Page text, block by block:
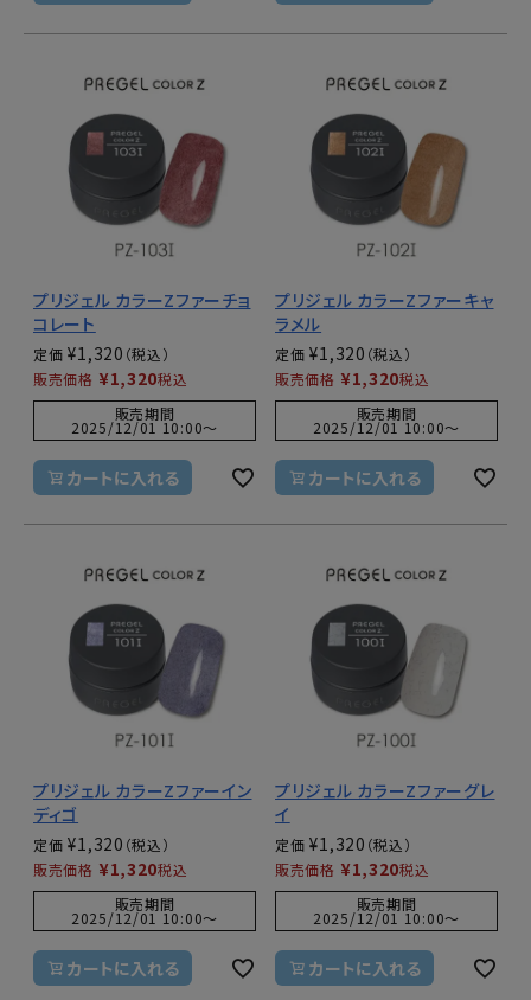
プリジェル カラーZファーチョ
コレート
定価 ¥1,320
販売価格 ¥1,320税込
販売期間
2025/12/01 10:00〜
カートに入れる
プリジェル カラーZファーキャ
ラメル
定価 ¥1,320
販売価格 ¥1,320税込
販売期間
2025/12/01 10:00〜
カートに入れる
プリジェル カラーZファーイン
ディゴ
定価 ¥1,320
販売価格 ¥1,320税込
販売期間
2025/12/01 10:00〜
カートに入れる
プリジェル カラーZファーグレ
イ
定価 ¥1,320
販売価格 ¥1,320税込
販売期間
2025/12/01 10:00〜
カートに入れる